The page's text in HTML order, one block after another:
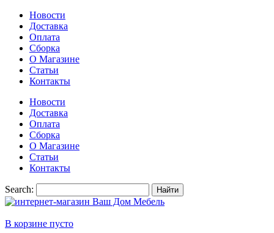
Новости
Доставка
Оплата
Сборка
О Магазине
Статьи
Контакты
Новости
Доставка
Оплата
Сборка
О Магазине
Статьи
Контакты
Search: Найти
В корзине пусто